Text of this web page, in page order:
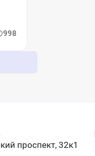
998
проспект, 32к1